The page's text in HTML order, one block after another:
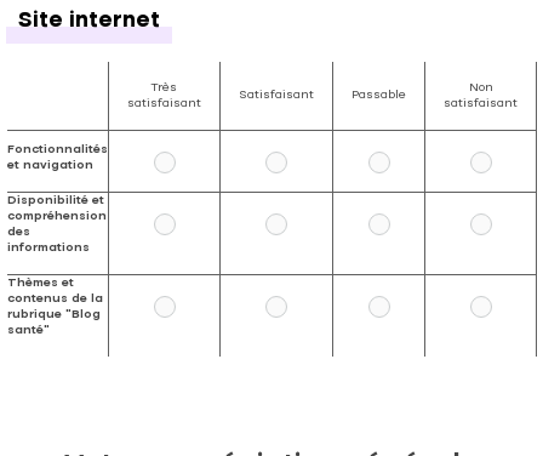
Site internet
Très
satisfaisant
Satisfaisant Passable
Non
satisfaisant
Fonctionnalités
et navigation
Disponibilité et
compréhension
des
informations
Thèmes et
contenus de la
rubrique "Blog
santé"